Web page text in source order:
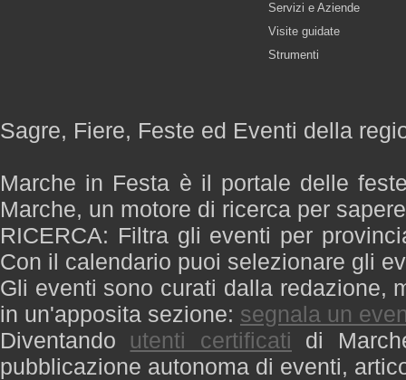
Servizi e Aziende
Visite guidate
Strumenti
Sagre, Fiere, Feste ed Eventi della
Marche in Festa è il portale delle
Marche, un motore di ricerca per
RICERCA: Filtra gli eventi per
Con il calendario puoi selezionare gli
Gli eventi sono curati dalla redazione,
in un'apposita sezione: segnala un
Diventando utenti certificati di
pubblicazione autonoma di eventi,